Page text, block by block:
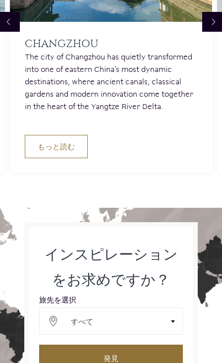
CHANGZHOU
The city of Changzhou has quietly transformed
into one of eastern China’s most dynamic
destinations, where ancient canals, classical
gardens and modern innovation come together
in the heart of the Yangtze River Delta.
もっと読む
インスピレーション
をお求めですか？
旅先を選択
すべて
発見